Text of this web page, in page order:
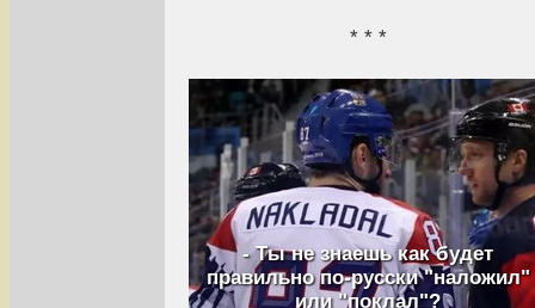
* * *
- Ты не знаешь как будет
правильно по-русски "наложил"
или "поклал"?